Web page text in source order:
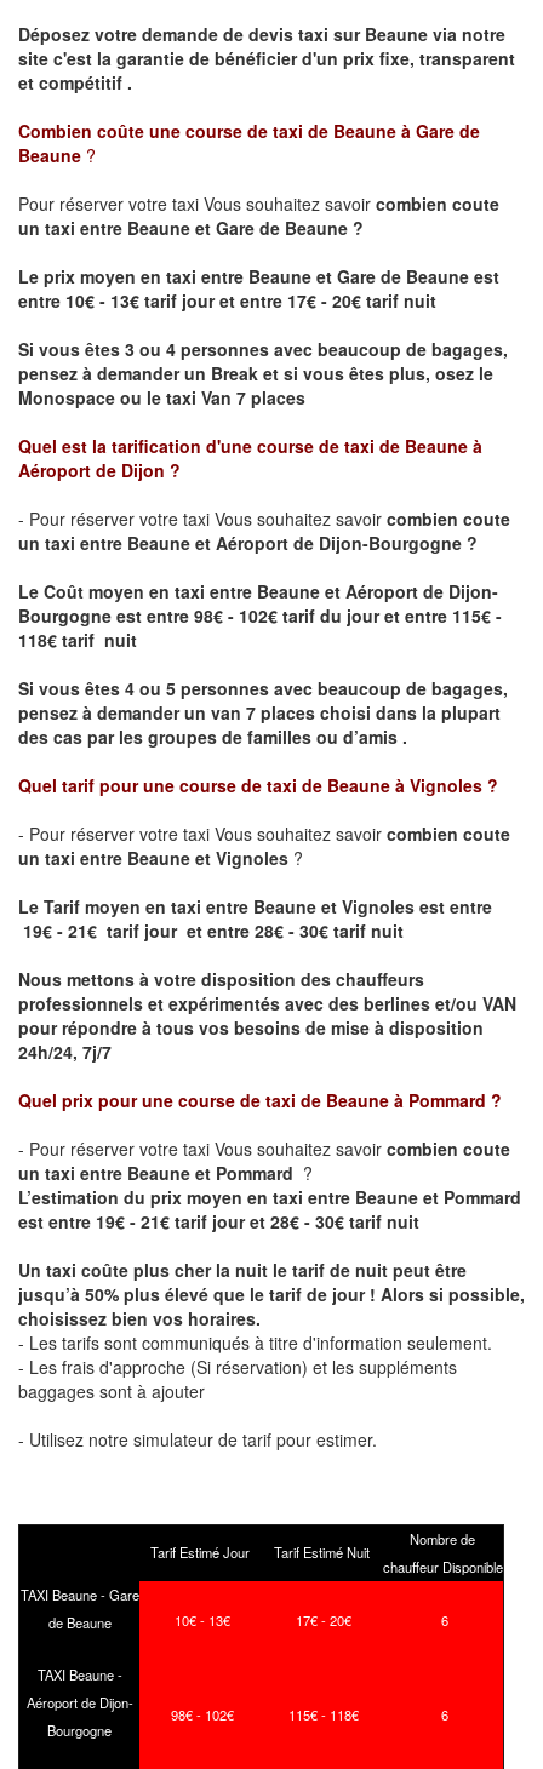
Déposez votre demande de devis taxi sur Beaune via notre
site c'est la garantie de bénéficier d'un prix fixe, transparent
et compétitif .
Combien coûte une course de taxi de Beaune à Gare de
Beaune ?
Pour réserver votre taxi Vous souhaitez savoir combien coute
un taxi entre Beaune et Gare de Beaune ?
Le prix moyen en taxi entre Beaune et Gare de Beaune est
entre 10€ - 13€ tarif jour et entre 17€ - 20€ tarif nuit
Si vous êtes 3 ou 4 personnes avec beaucoup de bagages,
pensez à demander un Break et si vous êtes plus, osez le
Monospace ou le taxi Van 7 places
Quel est la tarification d'une course de taxi de Beaune à
Aéroport de Dijon ?
- Pour réserver votre taxi Vous souhaitez savoir combien coute
un taxi entre Beaune et Aéroport de Dijon-Bourgogne ?
Le Coût moyen en taxi entre Beaune et Aéroport de Dijon-
Bourgogne est entre 98€ - 102€ tarif du jour et entre 115€ -
118€ tarif nuit
Si vous êtes 4 ou 5 personnes avec beaucoup de bagages,
pensez à demander un van 7 places choisi dans la plupart
des cas par les groupes de familles ou d’amis .
Quel tarif pour une course de taxi de Beaune à Vignoles ?
- Pour réserver votre taxi Vous souhaitez savoir combien coute
un taxi entre Beaune et Vignoles ?
Le Tarif moyen en taxi entre Beaune et Vignoles est entre
19€ - 21€ tarif jour et entre 28€ - 30€ tarif nuit
Nous mettons à votre disposition des chauffeurs
professionnels et expérimentés avec des berlines et/ou VAN
pour répondre à tous vos besoins de mise à disposition
24h/24, 7j/7
Quel prix pour une course de taxi de Beaune à Pommard ?
- Pour réserver votre taxi Vous souhaitez savoir combien coute
un taxi entre Beaune et Pommard ?
L’estimation du prix moyen en taxi entre Beaune et Pommard
est entre 19€ - 21€ tarif jour et 28€ - 30€ tarif nuit
Un taxi coûte plus cher la nuit le tarif de nuit peut être
jusqu’à 50% plus élevé que le tarif de jour ! Alors si possible,
choisissez bien vos horaires.
- Les tarifs sont communiqués à titre d'information seulement.
- Les frais d'approche (Si réservation) et les suppléments
baggages sont à ajouter
- Utilisez notre simulateur de tarif pour estimer.
Tarif Estimé Jour Tarif Estimé Nuit
Nombre de
chauffeur Disponible
TAXI Beaune - Gare
de Beaune
10€ - 13€ 17€ - 20€ 6
TAXI Beaune -
Aéroport de Dijon-
Bourgogne
98€ - 102€ 115€ - 118€ 6